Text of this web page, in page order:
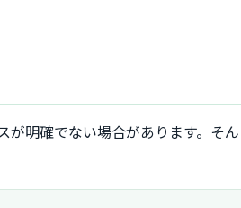
が明確でない場合があります。そん